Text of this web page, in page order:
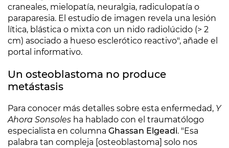
craneales, mielopatía, neuralgia, radiculopatía o
paraparesia. El estudio de imagen revela una lesión
lítica, blástica o mixta con un nido radiolúcido (> 2
cm) asociado a hueso esclerótico reactivo", añade el
portal informativo.
Un osteoblastoma no produce
metástasis
Para conocer más detalles sobre esta enfermedad, Y
Ahora Sonsoles ha hablado con el traumatólogo
especialista en columna Ghassan Elgeadi. "Esa
palabra tan compleja [osteoblastoma] solo nos